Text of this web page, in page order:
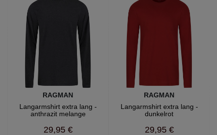
RAGMAN
Langarmshirt extra lang -
anthrazit melange
29,95 €
RAGMAN
Langarmshirt extra lang -
dunkelrot
29,95 €